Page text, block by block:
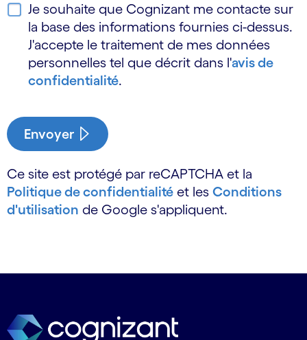
Je souhaite que Cognizant me contacte sur
la base des informations fournies ci-dessus.
J'accepte le traitement de mes données
personnelles tel que décrit dans l'avis de
confidentialité.
Envoyer
Ce site est protégé par reCAPTCHA et la
Politique de confidentialité et les Conditions
d'utilisation de Google s'appliquent.